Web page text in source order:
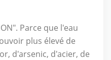
Parce que l'eau
plus élevé de
d'arsenic, d'acier, de